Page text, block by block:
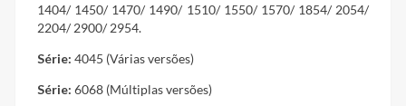
1404/ 1450/ 1470/ 1490/ 1510/ 1550/ 1570/ 1854/ 2054/
2204/ 2900/ 2954.
Série: 4045 (Várias versões)
Série: 6068 (Múltiplas versões)